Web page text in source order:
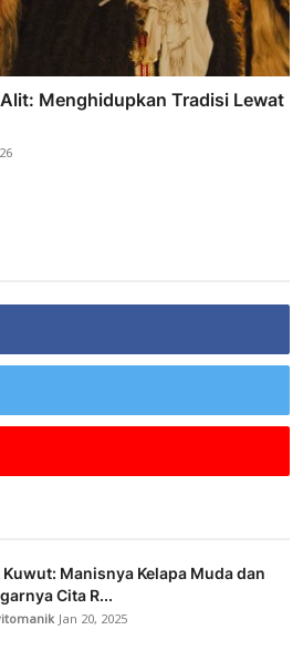
Menghidupkan Tradisi Lewat
Kuwut: Manisnya Kelapa Muda dan
Cita R...
Jan 20, 2025